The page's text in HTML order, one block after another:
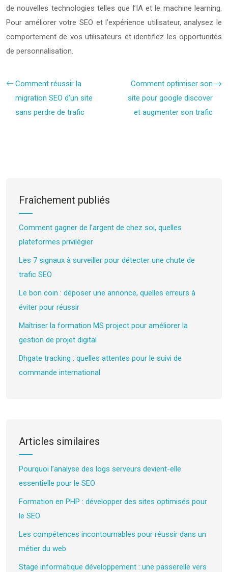
de nouvelles technologies telles que l’IA et le machine learning.
Pour améliorer votre SEO et l’expérience utilisateur, analysez le
comportement de vos utilisateurs et identifiez les opportunités
de personnalisation.
Comment réussir la
migration SEO d’un site
sans perdre de trafic
Comment optimiser son
site pour google discover
et augmenter son trafic
Fraîchement publiés
Comment gagner de l’argent de chez soi, quelles
plateformes privilégier
Les 7 signaux à surveiller pour détecter une chute de
trafic SEO
Le bon coin : déposer une annonce, quelles erreurs à
éviter pour réussir
Maîtriser la formation MS project pour améliorer la
gestion de projet digital
Dhgate tracking : quelles attentes pour le suivi de
commande international
Articles similaires
Pourquoi l’analyse des logs serveurs devient-elle
essentielle pour le SEO
Formation en PHP : développer des sites optimisés pour
le SEO
Les compétences incontournables pour réussir dans un
métier du web
Stage informatique développement : une passerelle vers